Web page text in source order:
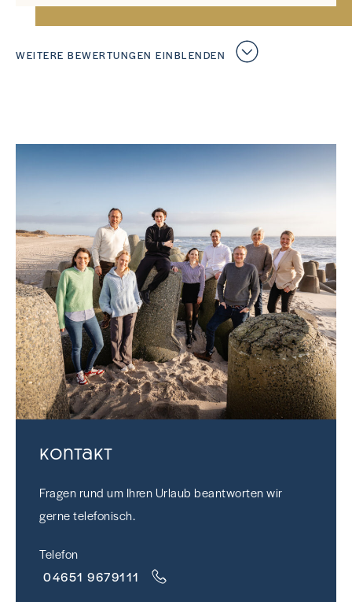
WEITERE BEWERTUNGEN EINBLENDEN
Kontakt
Fragen rund um Ihren Urlaub beantworten wir
gerne telefonisch.
Telefon
04651 9679111